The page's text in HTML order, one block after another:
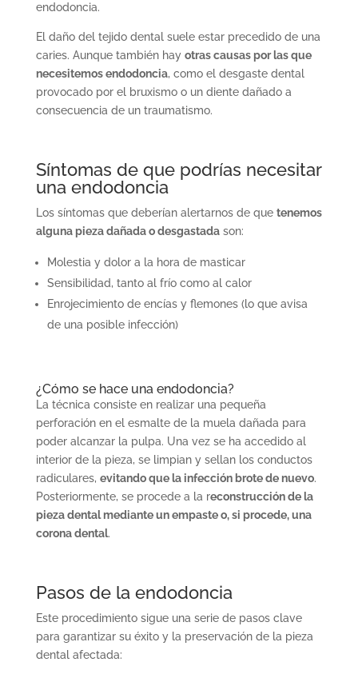
endodoncia.
El daño del tejido dental suele estar precedido de una
caries. Aunque también hay otras causas por las que
necesitemos endodoncia, como el desgaste dental
provocado por el bruxismo o un diente dañado a
consecuencia de un traumatismo.
Síntomas de que podrías necesitar
una endodoncia
Los síntomas que deberían alertarnos de que tenemos
alguna pieza dañada o desgastadason:
Molestia y dolor a la hora de masticar
Sensibilidad, tanto al frío como al calor
Enrojecimiento de encías y flemones (lo que avisa
de una posible infección)
¿Cómo se hace una endodoncia?
La técnica consiste en realizar una pequeña
perforación en el esmalte de la muela dañada para
poder alcanzar la pulpa. Una vez se ha accedido al
interior de la pieza, se limpian y sellan los conductos
radiculares, evitando que la infección brote de nuevo.
Posteriormente, se procede a la reconstrucción de la
pieza dental mediante un empaste o, si procede, una
corona dental.
Pasos de la endodoncia
Este procedimiento sigue una serie de pasos clave
para garantizar su éxito y la preservación de la pieza
dental afectada: